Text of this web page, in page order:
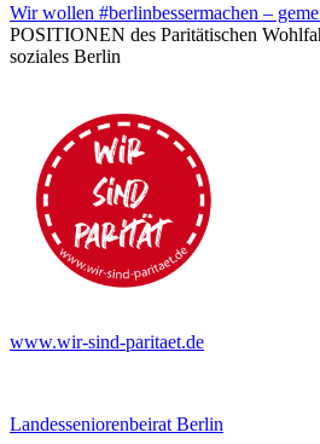
Wir wollen #berlinbessermachen –
POSITIONEN des Paritätischen
soziales Berlin
www.wir-sind-paritaet.de
Landesseniorenbeirat Berlin